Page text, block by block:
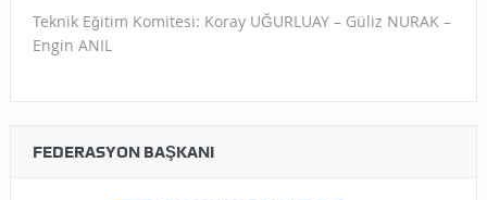
Teknik Eğitim Komitesi: Koray UĞURLUAY – Güliz NURAK –
Engin ANIL
FEDERASYON BAŞKANI